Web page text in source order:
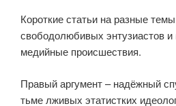
Короткие статьи на разные
свободолюбивых энтузиастов
медийные происшествия.
Правый аргумент – надёжный
тьме лживых этатистких